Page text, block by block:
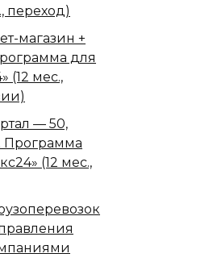
переход)
магазин +
для
(12 мес.,
— 50,
Программа
(12 мес.,